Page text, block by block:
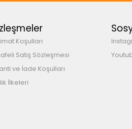
Koşulları
Satış Sözleşmesi
ve İade Koşulları
İlkeleri